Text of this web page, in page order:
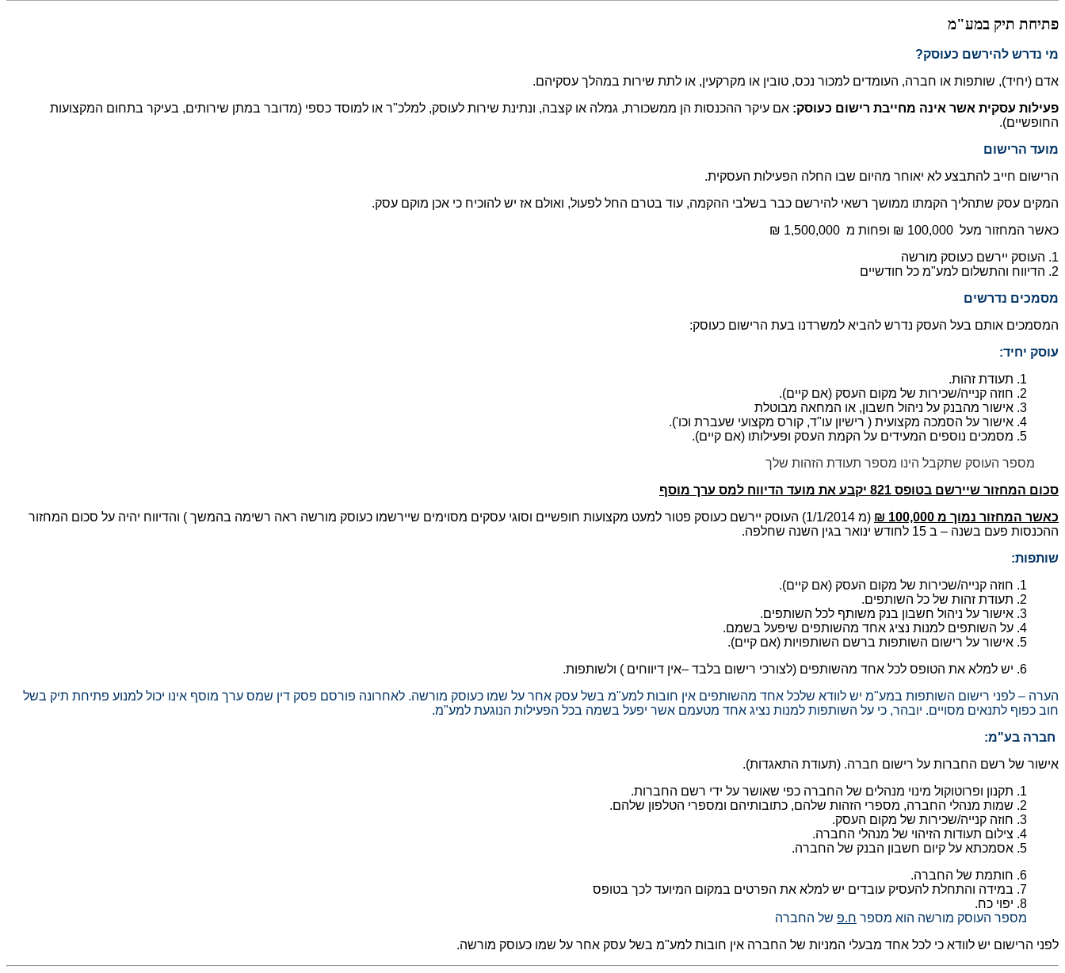
פתיחת תיק במע"מ
מי נדרש להירשם כעוסק?
אדם (יחיד), שותפות או חברה, העומדים למכור נכס, טובין או מקרקעין, או לתת שירות במהלך עסקיהם.
פעילות עסקית אשר אינה מחייבת רישום כעוסק: אם עיקר ההכנסות הן ממשכורת, גמלה או קצבה, ונתינת שירות לעוסק, למלכ"ר או למוסד כספי (מדובר במתן שירותים, בעיקר בתחום המקצועות
החופשיים). ​
מועד הרישום
הרישום חייב להתבצע לא יאוחר מהיום שבו החלה הפעילות העסקית.
המקים עסק שתהליך הקמתו ממושך רשאי להירשם כבר בשלבי ההקמה, עוד בטרם החל לפעול, ואולם אז יש להוכיח כי אכן מוקם עסק.
כאשר המחזור מעל 100,000 ₪ ופחות מ 1,500,000 ₪
1. העוסק יירשם כעוסק מורשה
2. הדיווח והתשלום למע"מ כל חודשיים
מסמכים נדרשים
המסמכים אותם בעל העסק נדרש להביא למשרדנו בעת הרישום כעוסק:
עוסק יחיד:
1. תעודת זהות.
2. חוזה קנייה/שכירות של מקום העסק (אם קיים).
3. אישור מהבנק על ניהול חשבון, או המחאה מבוטלת
4. אישור על הסמכה מקצועית ( רישיון עו"ד, קורס מקצועי שעברת וכו').
5. מסמכים נוספים המעידים על הקמת העסק ופעילותו (אם קיים).
מספר העוסק שתקבל הינו מספר תעודת הזהות שלך
סכום המחזור שיירשם בטופס 821 יקבע את מועד הדיווח למס ערך מוסף
כאשר המחזור נמוך מ 100,000 ₪
(מ 1/1/2014) העוסק יירשם כעוסק פטור למעט מקצועות חופשיים וסוגי עסקים מסוימים שיירשמו כעוסק מורשה ראה רשימה בהמשך ) והדיווח יהיה על סכום המחזור
ההכנסות פעם בשנה – ב 15 לחודש ינואר בגין השנה שחלפה.
שותפות:
1. חוזה קנייה/שכירות של מקום העסק (אם קיים).
2. תעודת זהות של כל השותפים.
3. אישור על ניהול חשבון בנק משותף לכל השותפים.
4. על השותפים למנות נציג אחד מהשותפים שיפעל בשמם.
5. אישור על רישום השותפות ברשם השותפויות (אם קיים).
6. יש למלא את הטופס לכל אחד מהשותפים (לצורכי רישום בלבד –אין דיווחים ) ולשותפות.
הערה – לפני רישום השותפות במע"מ יש לוודא שלכל אחד מהשותפים אין חובות למע"מ בשל עסק אחר על שמו כעוסק מורשה. לאחרונה פורסם פסק דין שמס ערך מוסף אינו יכול למנוע פתיחת תיק בשל
חוב כפוף לתנאים מסויים. יובהר, כי על השותפות למנות נציג אחד מטעמם אשר יפעל בשמה בכל הפעילות הנוגעת למע"מ.
חברה בע"מ:
אישור של רשם החברות על רישום חברה. (תעודת התאגדות).
1. תקנון ופרוטוקול מינוי מנהלים של החברה כפי שאושר על ידי רשם החברות.
2. שמות מנהלי החברה, מספרי הזהות שלהם, כתובותיהם ומספרי הטלפון שלהם.
3. חוזה קנייה/שכירות של מקום העסק.
4. צילום תעודות הזיהוי של מנהלי החברה.
5. אסמכתא על קיום חשבון הבנק של החברה.
6. חותמת של החברה.
7. במידה והתחלת להעסיק עובדים יש למלא את הפרטים במקום המיועד לכך בטופס
8. יפוי כח.
מספר העוסק מורשה הוא מספר ח.פ של החברה
לפני הרישום יש לוודא כי לכל אחד מבעלי המניות של החברה אין חובות למע"מ בשל עסק אחר על שמו כעוסק מורשה.